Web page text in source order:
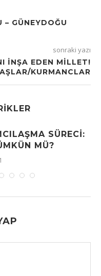
GÜNEYDOĞU
sonraki yazı
İNŞA EDEN MİLLET!
KURMANCLAR
SÜRECI:
MÜ?